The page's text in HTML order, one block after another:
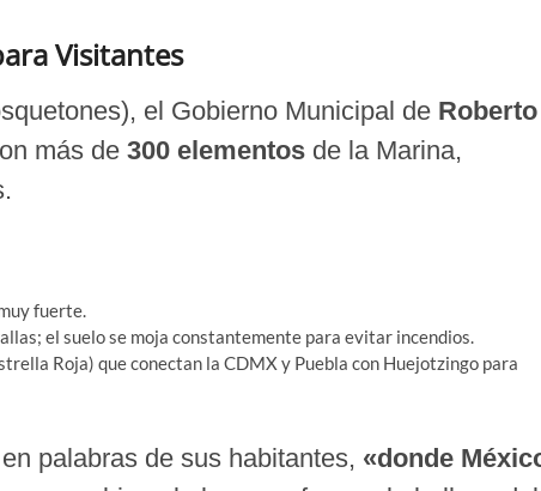
Visitantes
el Gobierno Municipal de Roberto
más de 300 elementos de la Marina,
fuerte.
el suelo se moja constantemente para evitar incendios.
Roja) que conectan la CDMX y Puebla con Huejotzingo para
palabras de sus habitantes, «donde